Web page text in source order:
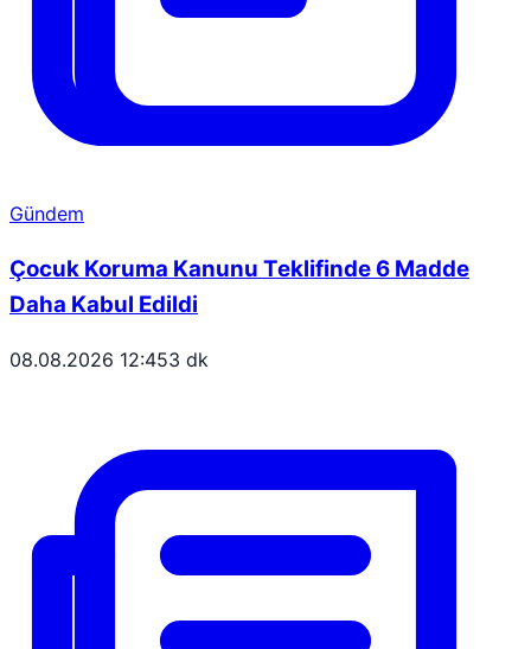
Gündem
Çocuk Koruma Kanunu Teklifinde 6 Madde
Daha Kabul Edildi
08.08.2026 12:453 dk